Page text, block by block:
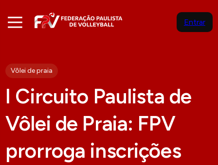
Entrar
Vôlei de praia
I Circuito Paulista de
Vôlei de Praia: FPV
prorroga inscrições